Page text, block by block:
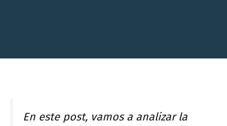
En este post, vamos a analizar la